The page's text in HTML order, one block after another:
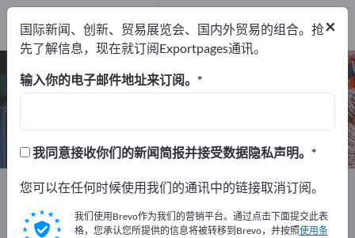
粗铣刀 – 查找制造商和供应商
4 4
出口商4
制造商4
Exportpages 机器和设备 机床 铣床
铣削工具
粗铣刀
×
国际新闻、创新、贸易展览会、国内外贸易的组合。抢
先了解信息，现在就订阅Exportpages通讯。
输入你的电子邮件地址来订阅。
我同意接收你们的新闻简报并接受数据隐私声明。
您可以在任何时候使用我们的通讯中的链接取消订阅。
我们使用Brevo作为我们的营销平台。通过点击下面提交此表
格，您承认您所提供的信息将被转移到Brevo，并按照使用条